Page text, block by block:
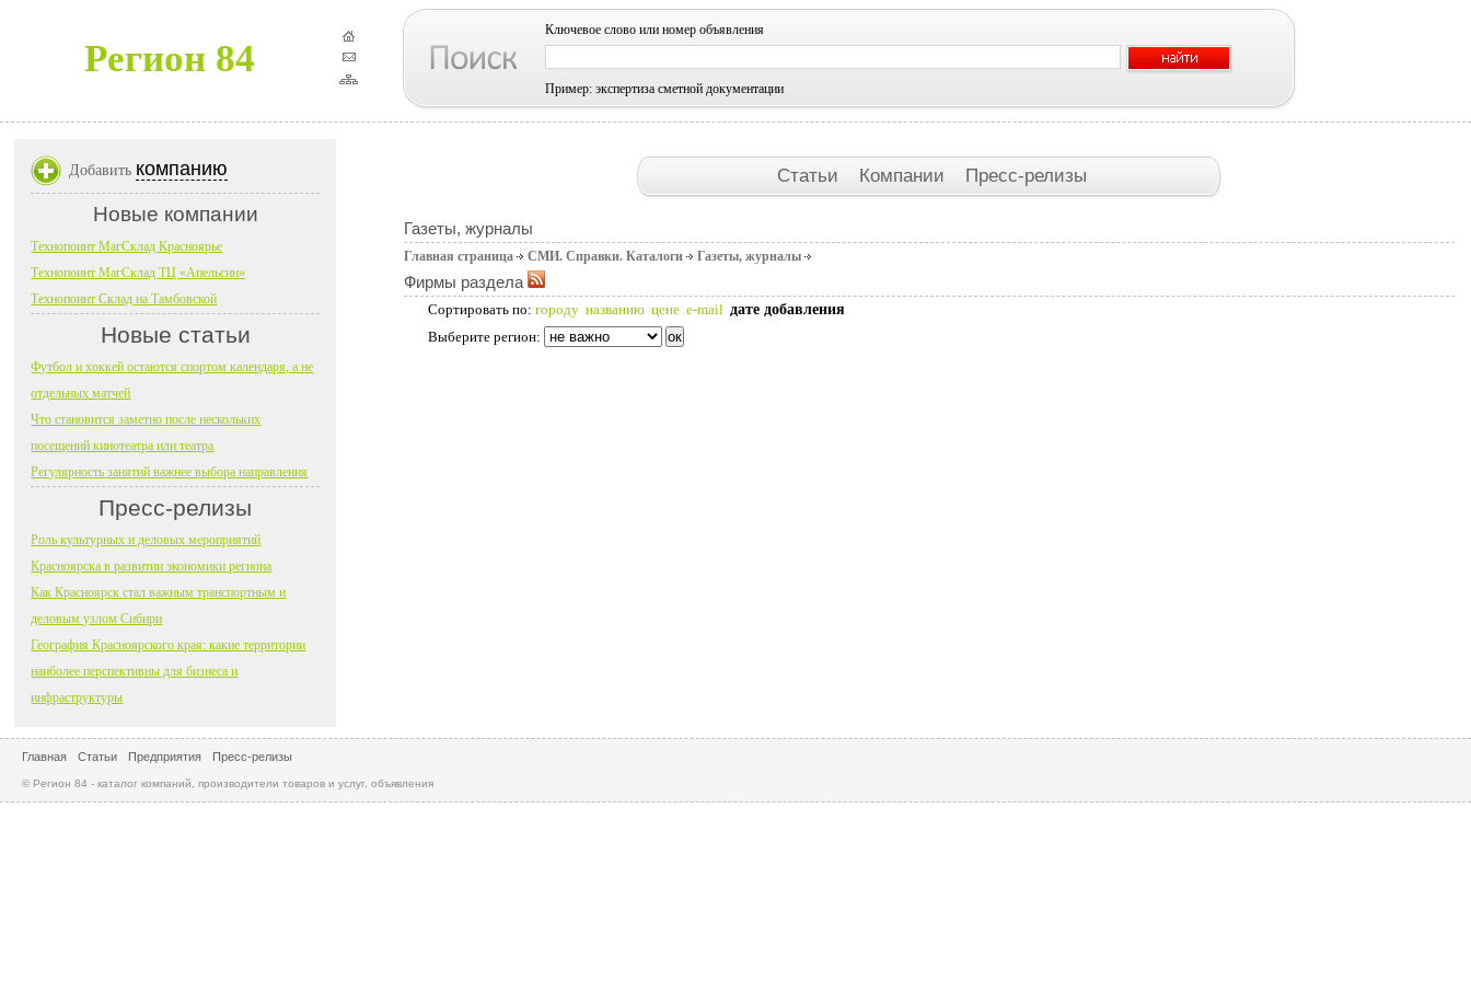
Регион 84
Ключевое слово или номер объявления
Пример: экспертиза сметной документации
Статьи Компании Пресс-релизы
Газеты, журналы
Главная страница СМИ. Справки. Каталоги Газеты, журналы
Фирмы раздела
Сортировать по: городу названию цене e-mail дате добавления
Выберите регион:
Добавить компанию
Новые компании
Технопоинт МагСклад Красноярье
Технопоинт МагСклад ТЦ «Апельсин»
Технопоинт Склад на Тамбовской
Новые статьи
Футбол и хоккей остаются спортом календаря, а не
отдельных матчей
Что становится заметно после нескольких
посещений кинотеатра или театра
Регулярность занятий важнее выбора направления
Пресс-релизы
Роль культурных и деловых мероприятий
Красноярска в развитии экономики региона
Как Красноярск стал важным транспортным и
деловым узлом Сибири
География Красноярского края: какие территории
наиболее перспективны для бизнеса и
инфраструктуры
Главная Статьи Предприятия Пресс-релизы
© Регион 84 - каталог компаний, производители товаров и услуг, объявления